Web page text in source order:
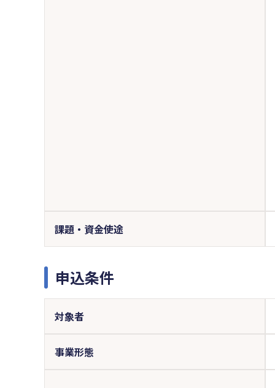
課題・資金使途
申込条件
対象者
事業形態